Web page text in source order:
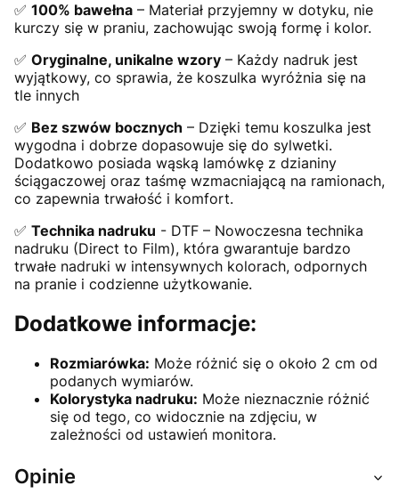
✅ 100% bawełna – Materiał przyjemny w dotyku, nie
kurczy się w praniu, zachowując swoją formę i kolor.
✅ Oryginalne, unikalne wzory – Każdy nadruk jest
wyjątkowy, co sprawia, że koszulka wyróżnia się na
tle innych
✅ Bez szwów bocznych – Dzięki temu koszulka jest
wygodna i dobrze dopasowuje się do sylwetki.
Dodatkowo posiada wąską lamówkę z dzianiny
ściągaczowej oraz taśmę wzmacniającą na ramionach,
co zapewnia trwałość i komfort.
✅ Technika nadruku - DTF – Nowoczesna technika
nadruku (Direct to Film), która gwarantuje bardzo
trwałe nadruki w intensywnych kolorach, odpornych
na pranie i codzienne użytkowanie.
Dodatkowe informacje:
Rozmiarówka: Może różnić się o około 2 cm od
podanych wymiarów.
Kolorystyka nadruku: Może nieznacznie różnić
się od tego, co widocznie na zdjęciu, w
zależności od ustawień monitora.
Opinie